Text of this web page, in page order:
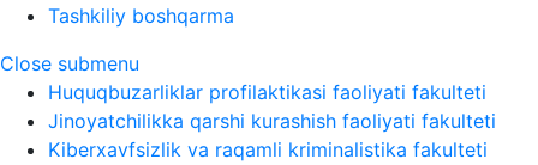
Tashkiliy boshqarma
Close submenu
Huquqbuzarliklar profilaktikasi faoliyati fakulteti
Jinoyatchilikka qarshi kurashish faoliyati fakulteti
Kiberxavfsizlik va raqamli kriminalistika fakulteti